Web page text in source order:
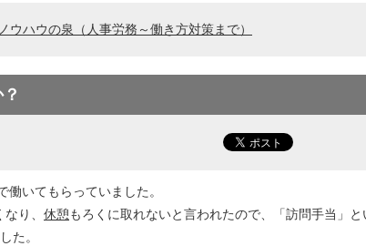
ウハウの泉（人事労務～働き方対策まで）
いてもらっていました。
り、 休憩もろくに取れないと言われたので、「訪問手当」と
た。